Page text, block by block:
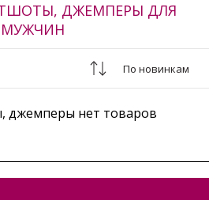
ДЖЕМПЕРЫ ДЛЯ
МУЖЧИН
По новинкам
джемперы нет товаров